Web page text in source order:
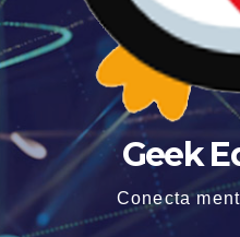
Geek
Conecta